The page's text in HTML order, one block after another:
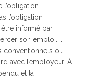
l’obligation
l’obligation
informé par
son emploi. Il
conventionnels ou
avec l’employeur. À
et la